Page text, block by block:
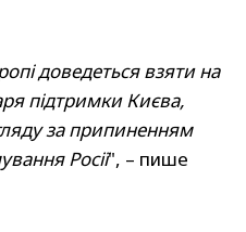
доведеться взяти на
підтримки Києва,
за припиненням
Росії", – пише